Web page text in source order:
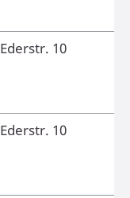
Ederstr. 10
Ederstr. 10